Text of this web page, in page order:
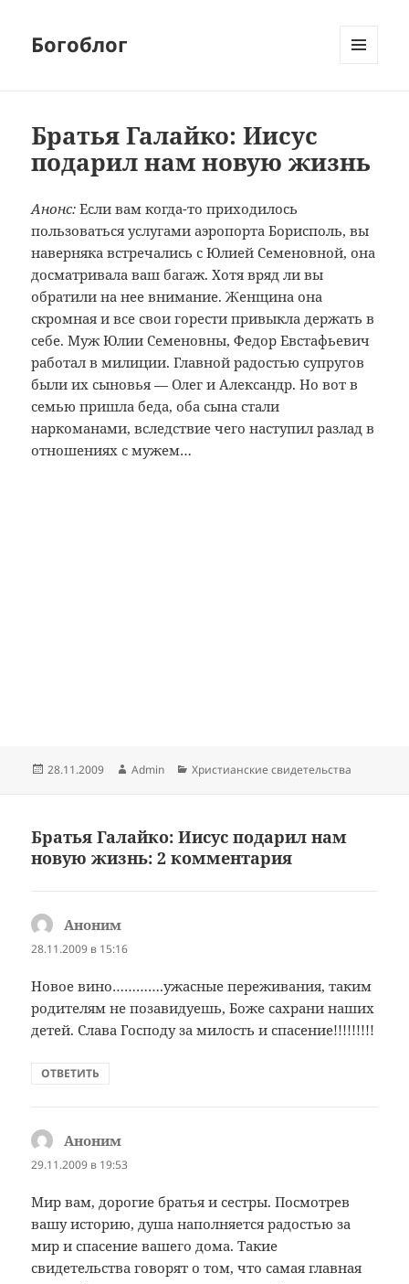
Богоблог
Братья Галайко: Иисус
подарил нам новую жизнь
Анонс: Если вам когда-то приходилось
пользоваться услугами аэропорта Борисполь, вы
наверняка встречались с Юлией Семеновной, она
досматривала ваш багаж. Хотя вряд ли вы
обратили на нее внимание. Женщина она
скромная и все свои горести привыкла держать в
себе. Муж Юлии Семеновны, Федор Евстафьевич
работал в милиции. Главной радостью супругов
были их сыновья — Олег и Александр. Но вот в
семью пришла беда, оба сына стали
наркоманами, вследствие чего наступил разлад в
отношениях с мужем…
Опубликовано
28.11.2009 Автор
Admin Рубрики
Христианские свидетельства
Братья Галайко: Иисус подарил нам
новую жизнь: 2 комментария
Аноним
28.11.2009 в 15:16
Новое вино………….ужасные переживания, таким
родителям не позавидуешь, Боже сахрани наших
детей. Слава Господу за милость и спасение!!!!!!!!!
ОТВЕТИТЬ
Аноним
29.11.2009 в 19:53
Мир вам, дорогие братья и сестры. Посмотрев
вашу историю, душа наполняется радостью за
мир и спасение вашего дома. Такие
свидетельства говорят о том, что самая главная